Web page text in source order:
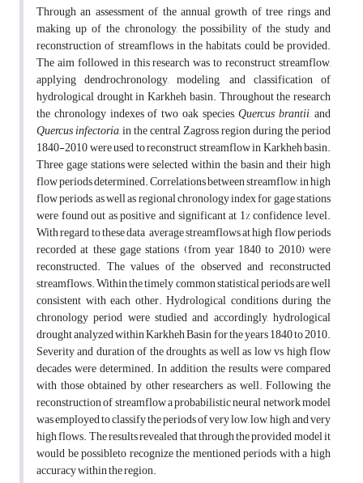
Through an assessment of the annual growth of tree rings and
making up of the chronology, the possibility of the study and
reconstruction of streamflows in the habitats could be provided.
The aim followed in this research was to reconstruct streamflow,
applying dendrochronology, modeling, and classification of
hydrological drought in Karkheh basin. Throughout the research
the chronology indexes of two oak species,Quercusbrantii, and
Quercus infectoria, in the central Zagross region during the period
1840-2010 were used to reconstruct streamflow in Karkheh basin.
Three gage stations were selected within the basin and their high
flow periods determined. Correlations between streamflow, in high
flow periods, as well as regional chronology index for gage stations
were found out as positive and significant at 1% confidence level.
With regard to these data average streamflows at high flow periods
recorded at these gage stations (from year 1840 to 2010) were
reconstructed. The values of the observed and reconstructed
streamflows. Within the timely common statistical periods are well
consistent with each other. Hydrological conditions during the
chronology period were studied and accordingly, hydrological
drought analyzed within Karkheh Basin for the years 1840 to 2010.
Severity and duration of the droughts as well as low vs high flow
decades were determined. In addition, the results were compared
with those obtained by other researchers as well. Following the
reconstruction of streamflow a probabilistic neural network model
was employed to classify the periods of very low, low, high, and very
high flows. The results revealed that through the provided model it
would be possibleto recognize the mentioned periods with a high
accuracy within the region.